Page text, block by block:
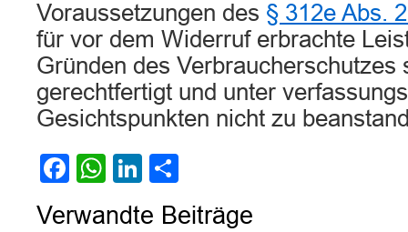
Voraussetzungen des § 312e Abs.
für vor dem Widerruf erbrachte
Gründen des Verbraucherschutzes
gerechtfertigt und unter
Gesichtspunkten nicht zu
Facebook
WhatsApp
LinkedIn
Verwandte Beiträge